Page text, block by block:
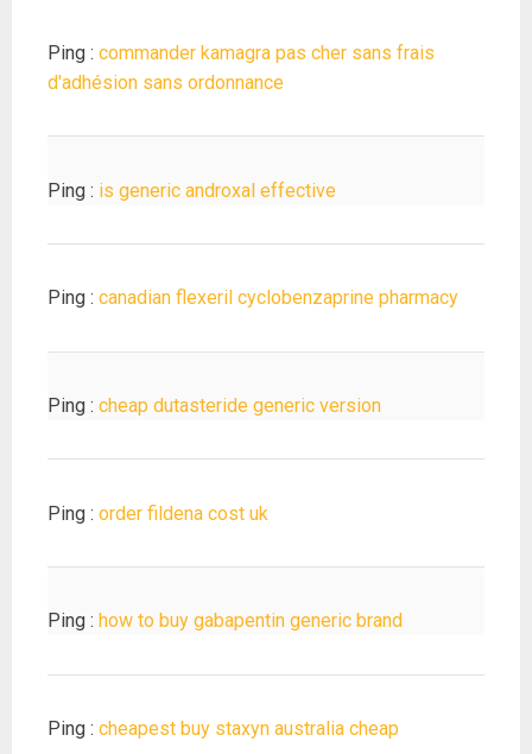
Ping : commander kamagra pas cher sans frais
d'adhésion sans ordonnance
Ping : is generic androxal effective
Ping : canadian flexeril cyclobenzaprine pharmacy
Ping : cheap dutasteride generic version
Ping : order fildena cost uk
Ping : how to buy gabapentin generic brand
Ping : cheapest buy staxyn australia cheap